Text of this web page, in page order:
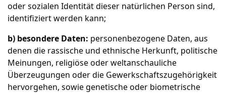
oder sozialen Identität dieser natürlichen Person sind,
identifiziert werden kann;
b) besondere Daten: personenbezogene Daten, aus
denen die rassische und ethnische Herkunft, politische
Meinungen, religiöse oder weltanschauliche
Überzeugungen oder die Gewerkschaftszugehörigkeit
hervorgehen, sowie genetische oder biometrische